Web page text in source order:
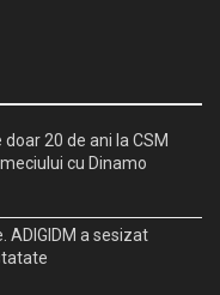
20 de ani la CSM
cu Dinamo
ADIGIDM a sesizat